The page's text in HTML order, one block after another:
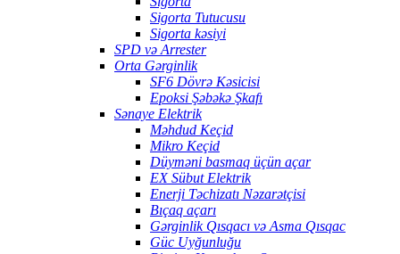
Sigorta Tutucusu
Sigorta kəsiyi
SPD və Arrester
Orta Gərginlik
SF6 Dövrə Kəsicisi
Epoksi Şəbəkə Şkafı
Sənaye Elektrik
Məhdud Keçid
Mikro Keçid
Düyməni basmaq üçün açar
EX Sübut Elektrik
Enerji Təchizatı Nəzarətçisi
Bıçaq açarı
Gərginlik Qısqacı və Asma Qısqac
Güc Uyğunluğu